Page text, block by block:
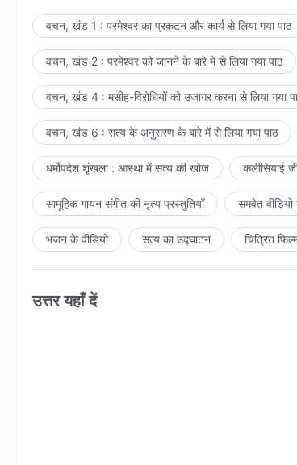
वचन, खंड 1 : परमेश्वर का प्रकटन और कार्य से लिया गया पाठ
वचन, खंड 2 : परमेश्वर को जानने के बारे में से लिया गया पाठ
वचन, खंड 4 : मसीह-विरोधियों को उजागर करना से लिया गया
वचन, खंड 6 : सत्य के अनुसरण के बारे में से लिया गया पाठ
धर्मोपदेश शृंखला : आस्था में सत्य की खोज कलीसियाई
सामूहिक गायन संगीत की नृत्य प्रस्तुतियाँ समवेत
भजन के वीडियो सत्य का उद्घाटन चित्रित
उत्तर यहाँ दें